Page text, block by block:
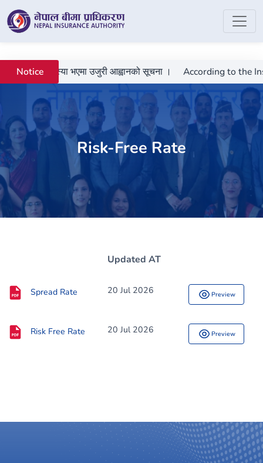
Noticeकुनै समस्या भएमा उजुरी आह्वानको सूचना । According to the
Risk-Free Rate
Updated AT
Spread Rate 20 Jul 2026 Preview
Risk Free Rate 20 Jul 2026 Preview